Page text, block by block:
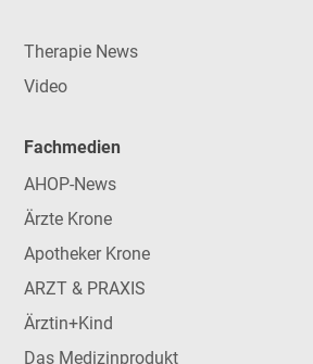
Therapie News
Video
Fachmedien
AHOP-News
Ärzte Krone
Apotheker Krone
ARZT & PRAXIS
Ärztin+Kind
Das Medizinprodukt